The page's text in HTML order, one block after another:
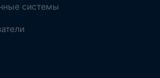
системы